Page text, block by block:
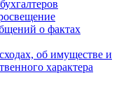
о фактах
об имуществе и
характера